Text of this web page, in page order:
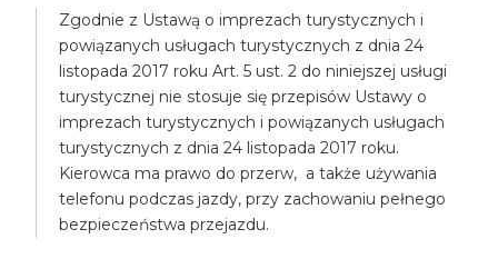
Zgodnie z Ustawą o imprezach turystycznych i
powiązanych usługach turystycznych z dnia 24
listopada 2017 roku Art. 5 ust. 2 do niniejszej usługi
turystycznej nie stosuje się przepisów Ustawy o
imprezach turystycznych i powiązanych usługach
turystycznych z dnia 24 listopada 2017 roku.
Kierowca ma prawo do przerw, a także używania
telefonu podczas jazdy, przy zachowaniu pełnego
bezpieczeństwa przejazdu.